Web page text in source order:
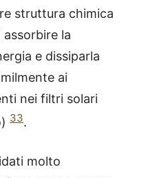
struttura chimica
la
e dissiparla
ai
nei filtri solari
33.
molto